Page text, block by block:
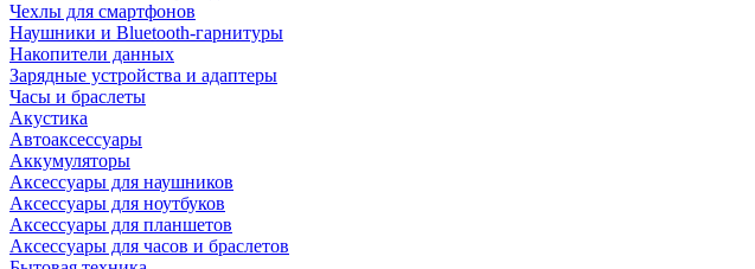
Чехлы для смартфонов
Наушники и Bluetooth-гарнитуры
Накопители данных
Зарядные устройства и адаптеры
Часы и браслеты
Акустика
Автоаксессуары
Аккумуляторы
Аксессуары для наушников
Аксессуары для ноутбуков
Аксессуары для планшетов
Аксессуары для часов и браслетов